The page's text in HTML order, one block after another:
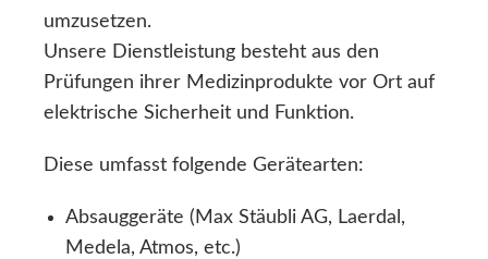
umzusetzen.
Unsere Dienstleistung besteht aus den
Prüfungen ihrer Medizinprodukte vor Ort auf
elektrische Sicherheit und Funktion.
Diese umfasst folgende Gerätearten:
Absauggeräte (Max Stäubli AG, Laerdal,
Medela, Atmos, etc.)